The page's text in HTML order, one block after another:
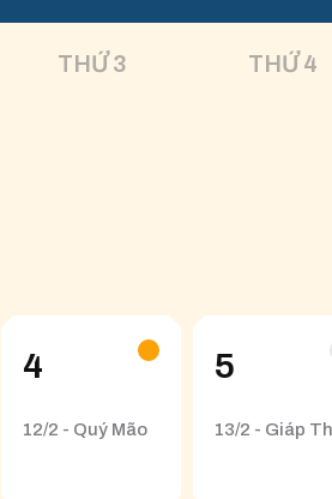
THỨ 3 THỨ 4
4
12/2 - Quý Mão
5
13/2 - Giáp